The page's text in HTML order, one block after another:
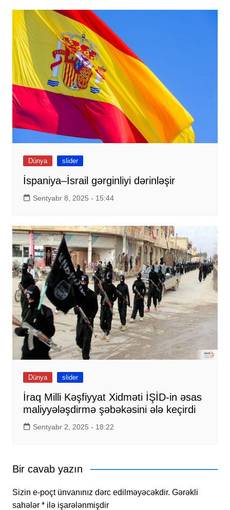
Dünya slider
İspaniya–İsrail gərginliyi dərinləşir
Sentyabr 8, 2025 - 15:44
Dünya slider
İraq Milli Kəşfiyyat Xidməti İŞİD-in əsas
maliyyələşdirmə şəbəkəsini ələ keçirdi
Sentyabr 2, 2025 - 18:22
Bir cavab yazın
Sizin e-poçt ünvanınız dərc edilməyəcəkdir. Gərəkli
sahələr *ilə işarələnmişdir